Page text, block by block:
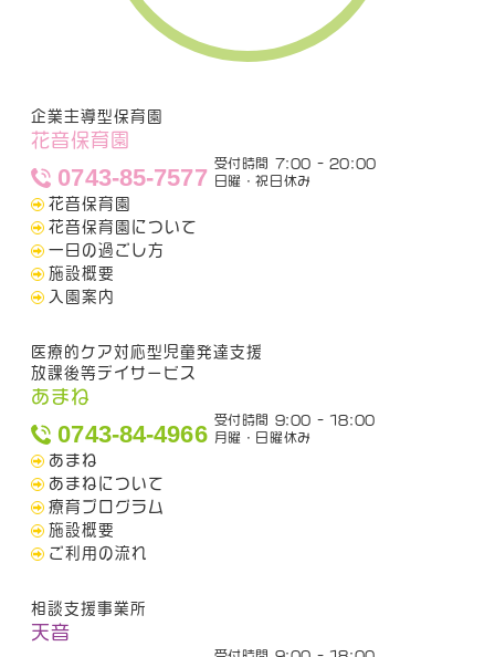
企業主導型保育園
花音保育園
0743-85-7577
受付時間 7:00 - 20:00
日曜・祝日休み
花音保育園
花音保育園について
一日の過ごし方
施設概要
入園案内
医療的ケア対応型児童発達支援
放課後等デイサービス
あまね
0743-84-4966
受付時間 9:00 - 18:00
月曜・日曜休み
あまね
あまねについて
療育プログラム
施設概要
ご利用の流れ
相談支援事業所
天音